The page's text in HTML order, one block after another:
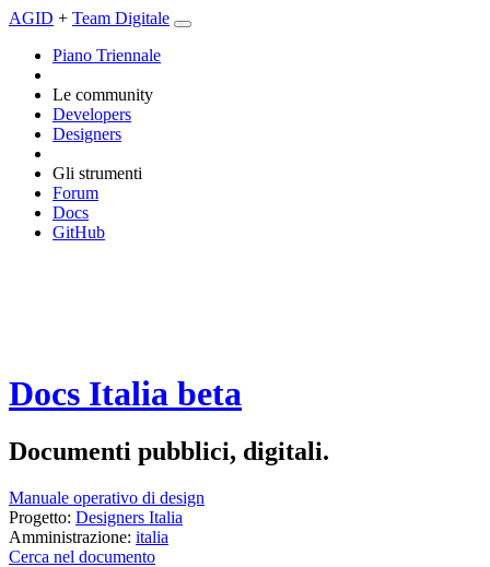
AGID + Team Digitale
Piano Triennale
Le community
Developers
Designers
Gli strumenti
Forum
Docs
GitHub
Docs Italia beta
Documenti pubblici, digitali.
Manuale operativo di design
Progetto: Designers Italia
Amministrazione: italia
Cerca nel documento